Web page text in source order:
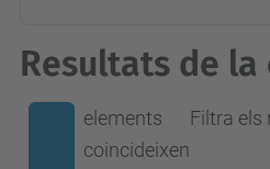
Resultats de la
elements
coincideixen
Filtra els